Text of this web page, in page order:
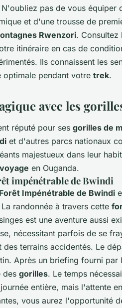
pas de vous équiper
et d'une trousse de
Rwenzori. Consultez
itinéraire en cas de
Ils connaissent les
optimale pendant votre trek.
avec les
réputé pour ses gorilles de
et d'autres parcs nationaux
majestueux dans leur
voyage en Ouganda.
impénétrable de Bwindi
Impénétrable de Bwindi
La randonnée à travers cette
est une aventure aussi
nécessitant parfois de se
des terrains accidentés. Le
Après un briefing fourni
des gorilles. Le temps
entière, mais l'attente
vous aurez l'opportunité